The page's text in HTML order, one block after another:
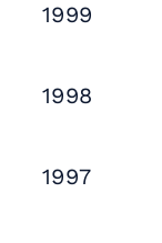
1999
1998
1997